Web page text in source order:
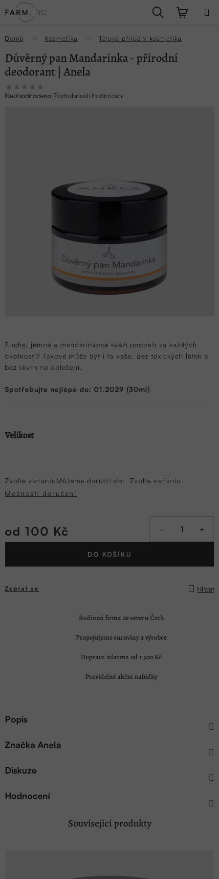
na
Hledat
Domů Kosmetika Tělová přírodní kosmetika
Suché, jemné a mandarinkově svěží podpaží za každých
okolností? Takové může být i to vaše. Bez toxických látek a
bez skvrn na oblečení.
Spotřebujte nejlépe do: 01.2029 (30ml)
Velikost
Zvolte variantuMůžeme doručit do:
Zvolte variantu
Možnosti doručení
od 100 Kč
Měrná
DO KOŠÍKU
Zeptat se Hlídat
Důvěrný pan Mandarinka - přírodní
deodorant | Anela
Průměrné
hodnocení
Neohodnoceno Podrobnosti hodnocení
Rodinná firma ze severu Čech
Propojujeme suroviny a výrobce
Doprava zdarma od 1 500 Kč
Pravidelné akční nabídky
Popis
Značka Anela
Diskuze
Hodnocení
Související produkty